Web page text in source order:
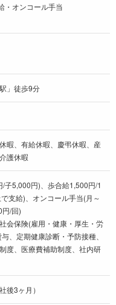
・オンコール手当
」徒歩9分
暇、有給休暇、慶弔休暇、産
護休暇
子5,000円)、歩合給1,500円/1
支給)、オンコール手当(月～
/回)
会保険(雇用・健康・厚生・労
、定期健康診断・予防接種、
度、医療費補助制度、社内研
後3ヶ月）